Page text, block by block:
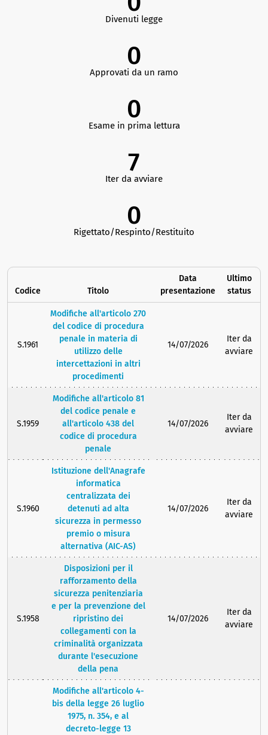
Divenuti legge
0
Approvati da un ramo
0
Esame in prima lettura
7
Iter da avviare
0
Rigettato/Respinto/Restituito
Codice Titolo
Data
presentazione
Ultimo
status
S.1961
Modifiche all'articolo 270
del codice di procedura
penale in materia di
utilizzo delle
intercettazioni in altri
procedimenti
14/07/2026
Iter da
avviare
S.1959
Modifiche all'articolo 81
del codice penale e
all'articolo 438 del
codice di procedura
penale
14/07/2026
Iter da
avviare
S.1960
Istituzione dell'Anagrafe
informatica
centralizzata dei
detenuti ad alta
sicurezza in permesso
premio o misura
alternativa (AIC-AS)
14/07/2026
Iter da
avviare
S.1958
Disposizioni per il
rafforzamento della
sicurezza penitenziaria
e per la prevenzione del
ripristino dei
collegamenti con la
criminalità organizzata
durante l'esecuzione
della pena
14/07/2026
Iter da
avviare
Modifiche all'articolo 4-
bis della legge 26 luglio
1975, n. 354, e al
decreto-legge 13